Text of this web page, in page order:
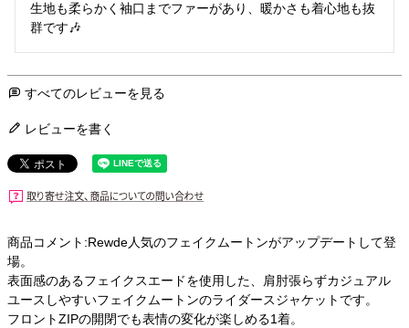
生地も柔らかく袖口までファーがあり、暖かさも着心地も抜
群です🎶
すべてのレビューを見る
レビューを書く
商品コメント:Rewde人気のフェイクムートンがアップデートして登
場。
表面感のあるフェイクスエードを使用した、肩肘張らずカジュアル
ユースしやすいフェイクムートンのライダースジャケットです。
フロントZIPの開閉でも表情の変化が楽しめる1着。